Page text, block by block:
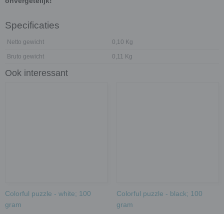
Specificaties
Netto gewicht 0,10 Kg
Bruto gewicht 0,11 Kg
Ook interessant
Colorful puzzle - white; 100
gram
Colorful puzzle - black; 100
gram